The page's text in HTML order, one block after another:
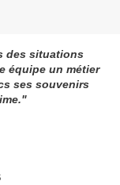
des situations
équipe un métier
ses souvenirs